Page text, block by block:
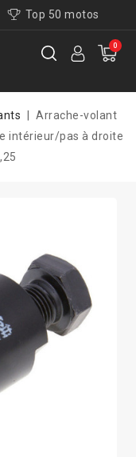
Top 50 motos
0
Arrache-volant
intérieur/pas à droite